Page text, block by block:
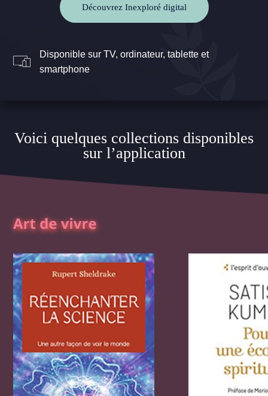
Découvrez Inexploré digital
Disponible sur TV, ordinateur, tablette et
smartphone
Voici quelques collections disponibles
sur l’application